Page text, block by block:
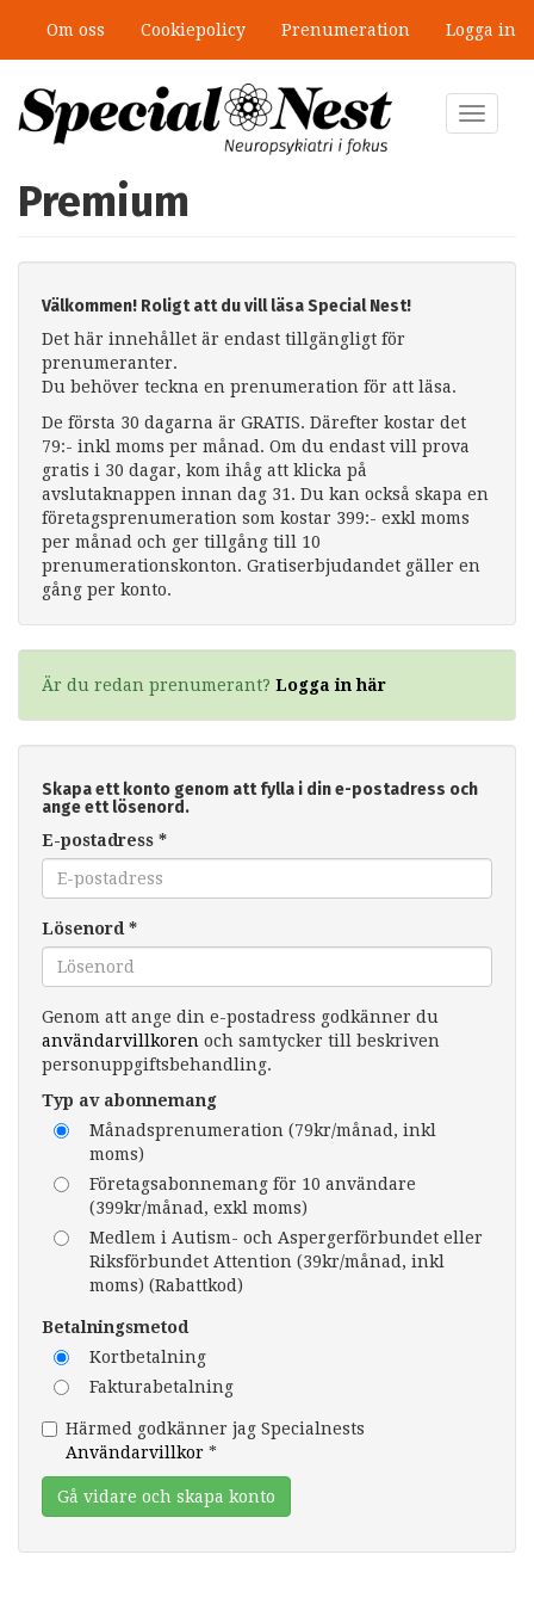
huvudinnehåll
Om oss Cookiepolicy Prenumeration Logga in
Toggle
Premium
Välkommen! Roligt att du vill läsa Special Nest!
Det här innehållet är endast tillgängligt för
prenumeranter.
Du behöver teckna en prenumeration för att läsa.
De första 30 dagarna är GRATIS. Därefter kostar det
79:- inkl moms per månad. Om du endast vill prova
gratis i 30 dagar, kom ihåg att klicka på
avslutaknappen innan dag 31. Du kan också skapa en
företagsprenumeration som kostar 399:- exkl moms
per månad och ger tillgång till 10
prenumerationskonton. Gratiserbjudandet gäller en
gång per konto.
Är du redan prenumerant? Logga in här
Skapa ett konto genom att fylla i din e-postadress och
ange ett lösenord.
E-postadress *
Lösenord *
Genom att ange din e-postadress godkänner du
användarvillkoren och samtycker till beskriven
personuppgiftsbehandling.
Typ av abonnemang
Månadsprenumeration (79kr/månad, inkl
moms)
Företagsabonnemang för 10 användare
(399kr/månad, exkl moms)
Medlem i Autism- och Aspergerförbundet eller
Riksförbundet Attention (39kr/månad, inkl
moms) (Rabattkod)
Betalningsmetod
Kortbetalning
Fakturabetalning
Härmed godkänner jag Specialnests
Användarvillkor *
Gå vidare och skapa konto